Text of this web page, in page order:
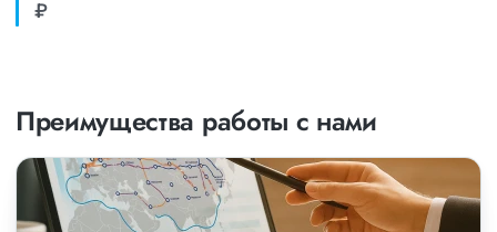
₽
Преимущества работы с нами